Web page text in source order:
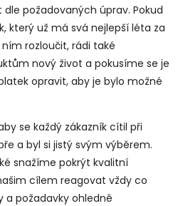
požadovaných úprav. Pokud
který už má svá nejlepší léta za
rozloučit, rádi také
nový život a pokusíme se je
opravit, aby je bylo možné
se každý zákazník cítil při
a byl si jistý svým výběrem.
snažíme pokrýt kvalitní
cílem reagovat vždy co
a požadavky ohledně